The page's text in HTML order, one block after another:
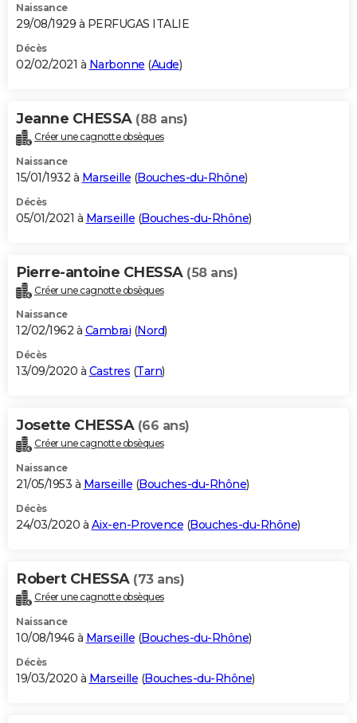
Naissance
29/08/1929 à PERFUGAS ITALIE
Décès
02/02/2021 à Narbonne (Aude)
Jeanne CHESSA (88 ans)
Créer une cagnotte obsèques
Naissance
15/01/1932 à Marseille (Bouches-du-Rhône)
Décès
05/01/2021 à Marseille (Bouches-du-Rhône)
Pierre-antoine CHESSA (58 ans)
Créer une cagnotte obsèques
Naissance
12/02/1962 à Cambrai (Nord)
Décès
13/09/2020 à Castres (Tarn)
Josette CHESSA (66 ans)
Créer une cagnotte obsèques
Naissance
21/05/1953 à Marseille (Bouches-du-Rhône)
Décès
24/03/2020 à Aix-en-Provence (Bouches-du-Rhône)
Robert CHESSA (73 ans)
Créer une cagnotte obsèques
Naissance
10/08/1946 à Marseille (Bouches-du-Rhône)
Décès
19/03/2020 à Marseille (Bouches-du-Rhône)